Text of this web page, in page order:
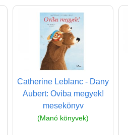
Catherine Leblanc - Dany
Aubert: Oviba megyek!
mesekönyv
(Manó könyvek)